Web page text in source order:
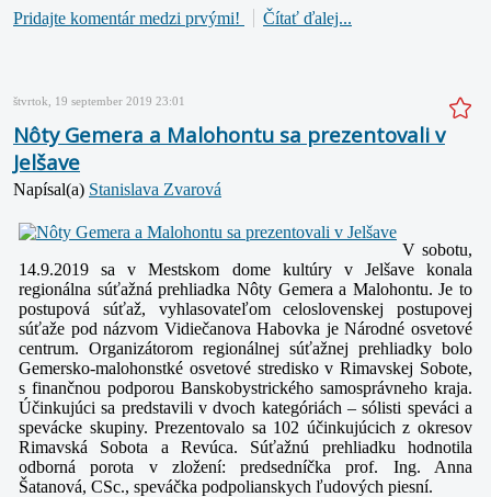
Pridajte komentár medzi prvými! Čítať ďalej...
štvrtok, 19 september 2019 23:01
Nôty Gemera a Malohontu sa prezentovali v
Jelšave
Napísal(a) Stanislava Zvarová
V sobotu,
14.9.2019 sa v Mestskom dome kultúry v Jelšave konala
regionálna súťažná prehliadka Nôty Gemera a Malohontu. Je to
postupová súťaž, vyhlasovateľom celoslovenskej postupovej
súťaže pod názvom Vidiečanova Habovka je Národné osvetové
centrum. Organizátorom regionálnej súťažnej prehliadky bolo
Gemersko-malohonstké osvetové stredisko v Rimavskej Sobote,
s finančnou podporou Banskobystrického samosprávneho kraja.
Účinkujúci sa predstavili v dvoch kategóriách – sólisti speváci a
spevácke skupiny. Prezentovalo sa 102 účinkujúcich z okresov
Rimavská Sobota a Revúca. Súťažnú prehliadku hodnotila
odborná porota v zložení: predsedníčka prof. Ing. Anna
Šatanová, CSc., speváčka podpolianskych ľudových piesní.